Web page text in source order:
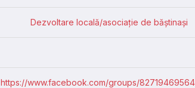
Dezvoltare locală/asociație de băștinași
https://www.facebook.com/groups/